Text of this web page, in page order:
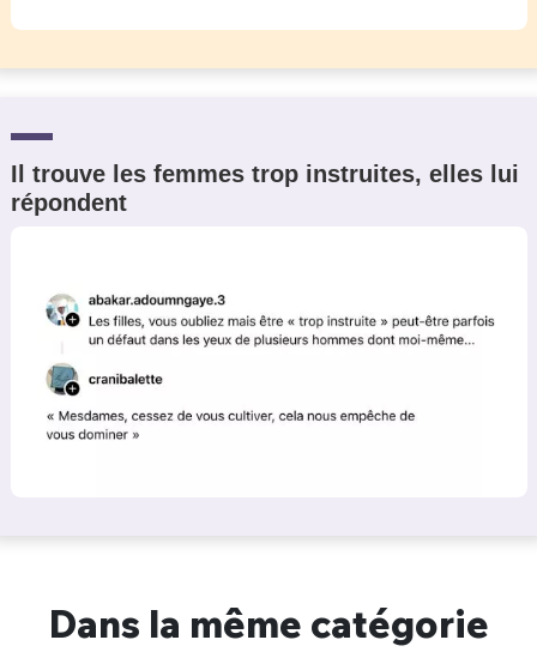
Il trouve les femmes trop instruites, elles lui
répondent
Dans la même catégorie